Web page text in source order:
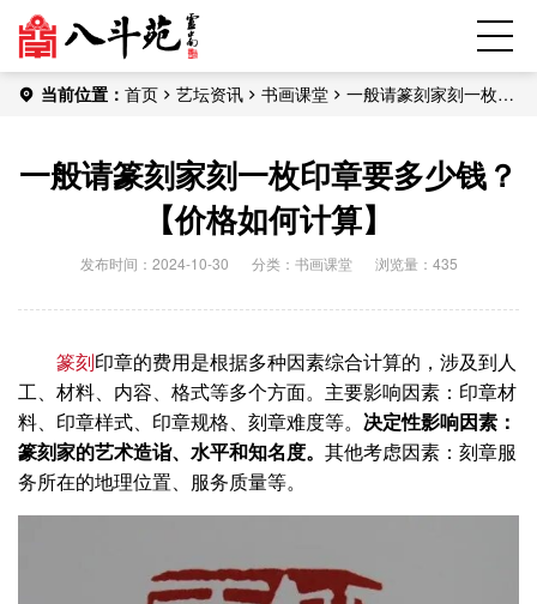
当前位置： 首页 艺坛资讯 书画课堂
一般请篆刻家刻一枚印
一般请篆刻家刻一枚印章要多少钱？
【价格如何计算】
发布时间：2024-10-30 分类： 书画课堂 浏览量：435
篆刻印章的费用是根据多种因素综合计算的‌，涉及到人
工、材料、内容、格式等多个方面。主要影响因素‌：印章材
料、印章样式、印章规格、刻章难度等‌。 决定性影响因素‌：
篆刻家的艺术造诣、水平和知名度。 其他考虑因素‌：刻章服
务所在的地理位置、服务质量等‌。